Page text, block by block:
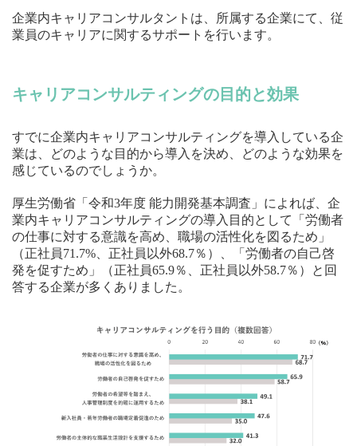
企業内キャリアコンサルタントは、所属する企業にて、従
業員のキャリアに関するサポートを行います。
キャリアコンサルティングの目的と効果
すでに企業内キャリアコンサルティングを導入している企
業は、どのような目的から導入を決め、どのような効果を
感じているのでしょうか。
厚生労働省「令和3年度 能力開発基本調査」によれば、企
業内キャリアコンサルティングの導入目的として「労働者
の仕事に対する意識を高め、職場の活性化を図るため」
（正社員71.7%、正社員以外68.7％）、「労働者の自己啓
発を促すため」（正社員65.9％、正社員以外58.7％）と回
答する企業が多くありました。